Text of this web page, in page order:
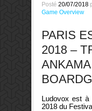
Posté 20/07/2018
Game Overview
PARIS
2018 –
ANKAMA
Ludovox est à
2018 du